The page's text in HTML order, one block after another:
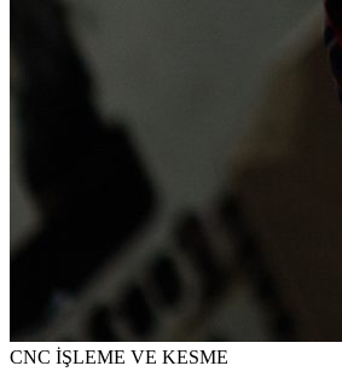
CNC İŞLEME VE KESME